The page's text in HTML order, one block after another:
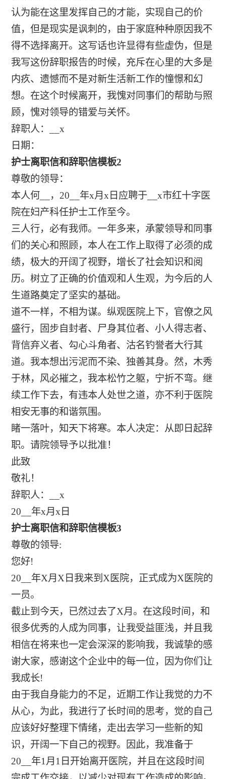
认为能在这里发挥自己的才能，实现自己的价
值，但是现实是讽刺的，由于家庭种种原因我不
得不选择离开。这写话也许显得有些虚伪，但是
我写这份辞职报告的时候，充斥在心里的大多是
内疚、遗憾而不是对新生活新工作的憧憬和幻
想。在这个时候离开，我愧对同事们的帮助与照
顾，愧对领导的错爱与关怀。
辞职人：__x
日期：
护士离职信和辞职信模板2
尊敬的领导：
本人何__，20__年x月x日应聘于__x市红十字医
院在妇产科任护士工作至今。
三人行，必有我师。一年多来，承蒙领导和同事
们的关心和照顾，本人在工作上取得了必须的成
绩，极大的开阔了视野，增长了社会知识和阅
历。树立了正确的价值观和人生观，为今后的人
生道路奠定了坚实的基础。
道不一样，不相为谋。纵观医院上下，官僚之风
盛行，固步自封者、尸身其位者、小人得志者、
背信弃义者、勾心斗角者、沽名钓誉者大行其
道。我本想出污泥而不染、独善其身。然，木秀
于林，风必摧之，我本松竹之躯，宁折不弯。继
续工作下去，有违本人处世之道，亦不利于医院
相安无事的和谐氛围。
睹一落叶，知天下将寒。本人决定：从即日起辞
职。请院领导予以批准！
此致
敬礼！
辞职人：__x
20__年x月x日
护士离职信和辞职信模板3
尊敬的领导:
您好!
20__年X月X日我来到X医院，正式成为X医院的
一员。
截止到今天，已然过去了X月。在这段时间，和
很多优秀的人成为同事，让我受益匪浅，并且我
相信在将来也一定会深深的影响我，我诚挚的感
谢大家，感谢这个企业中的每一位，因为你们让
我成长!
由于我自身能力的不足，近期工作让我觉的力不
从心，为此，我进行了长时间的思考，觉的自己
应该好好整理下情绪，走出去学习一些新的知
识，开阔一下自己的视野。因此，我准备于
20__年1月1日开始离开医院，并且在这段时间